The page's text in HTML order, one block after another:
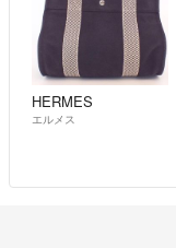
HERMES
エルメス